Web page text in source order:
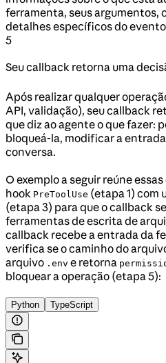
ferramenta, seus argumentos,
detalhes específicos do
5
Seu callback retorna uma
Após realizar qualquer
API, validação), seu callback
que diz ao agente o que fazer:
bloqueá-la, modificar a
conversa.
O exemplo a seguir reúne
hook PreToolUse (etapa 1) com
(etapa 3) para que o callback
ferramentas de escrita de
callback recebe a entrada da
verifica se o caminho do
arquivo .env e retorna
bloquear a operação (etapa 5):
Python TypeScript